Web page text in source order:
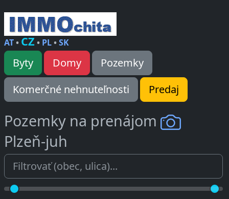
AT• CZ • PL•SK
Byty Domy
Pozemky
Komerčné nehnuteľnosti
Predaj
Pozemky na prenájom
Plzeň-juh